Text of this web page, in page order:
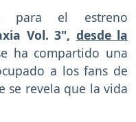
para el estreno
Vol. 3", desde la
ha compartido una
a los fans de
se revela que la vida